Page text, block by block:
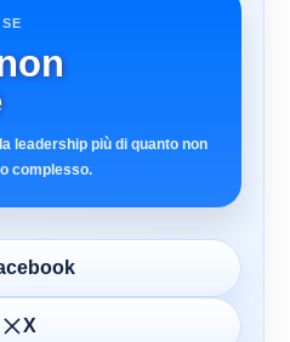
leadership più di quanto non
complesso.
X